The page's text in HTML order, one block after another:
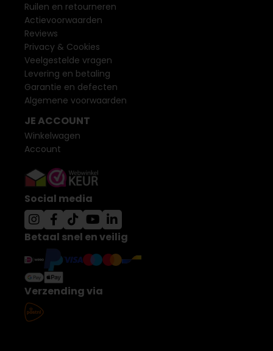
Ruilen en retourneren
Actievoorwaarden
Reviews
Privacy & Cookies
Veelgestelde vragen
Levering en betaling
Garantie en defecten
Algemene voorwaarden
JE ACCOUNT
Winkelwagen
Account
Social media
Betaal snel en veilig
Verzending via